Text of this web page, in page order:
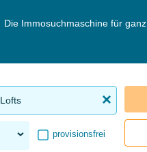
Die Immosuchmaschine für ganz
Lofts
provisionsfrei